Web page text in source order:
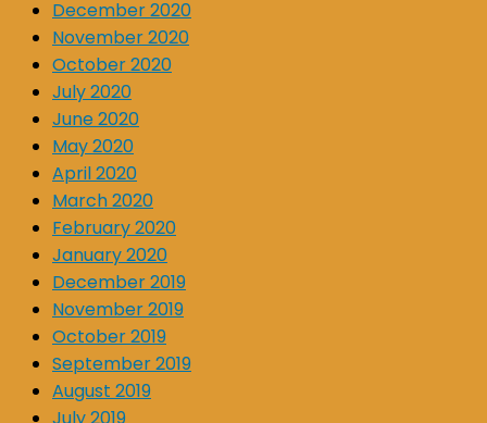
December 2020
November 2020
October 2020
July 2020
June 2020
May 2020
April 2020
March 2020
February 2020
January 2020
December 2019
November 2019
October 2019
September 2019
August 2019
July 2019